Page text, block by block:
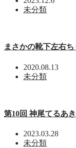
未分類
まさかの靴下左右ち
2020.08.13
未分類
第10回 神尾てるあ
2023.03.28
未分類